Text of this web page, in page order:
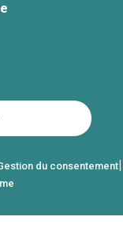
du consentement|